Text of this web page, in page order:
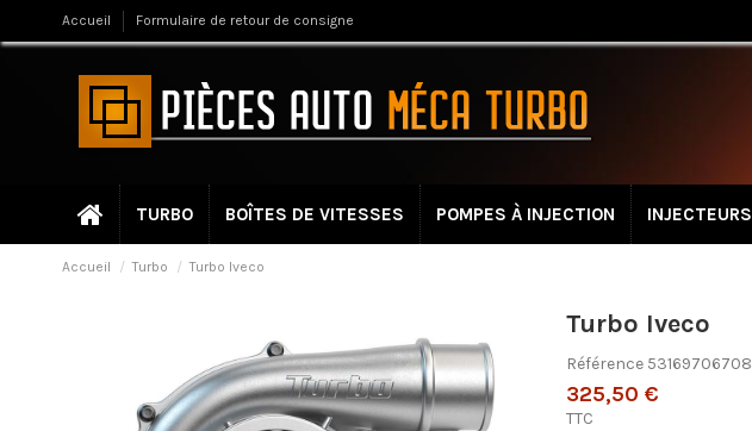
Accueil Formulaire de retour de consigne
TURBO BOÎTES DE VITESSES POMPES À INJECTION INJECTEURS
Accueil Turbo Turbo Iveco
Turbo Iveco
Référence 53169706708
325,50 €
TTC